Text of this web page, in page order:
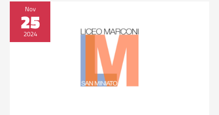
Nov
25
2024
Progetto
Parlamento
Europeo
Giovani